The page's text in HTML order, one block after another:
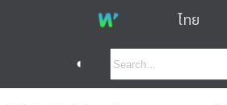
ไทย
◐